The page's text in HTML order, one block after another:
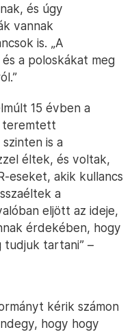
és úgy
vannak
is. „A
a poloskákat meg
15 évben a
teremtett
is a
éltek, és voltak,
eseket, akik kullancs
a
eljött az ideje,
érdekében, hogy
tudjuk tartani” –
kérik számon
hogy hogy